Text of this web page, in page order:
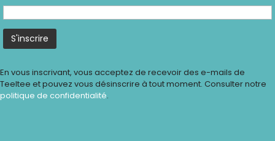
En vous inscrivant, vous acceptez de recevoir des e-mails de
Teeltee et pouvez vous désinscrire à tout moment. Consulter notre
politique de confidentialité.